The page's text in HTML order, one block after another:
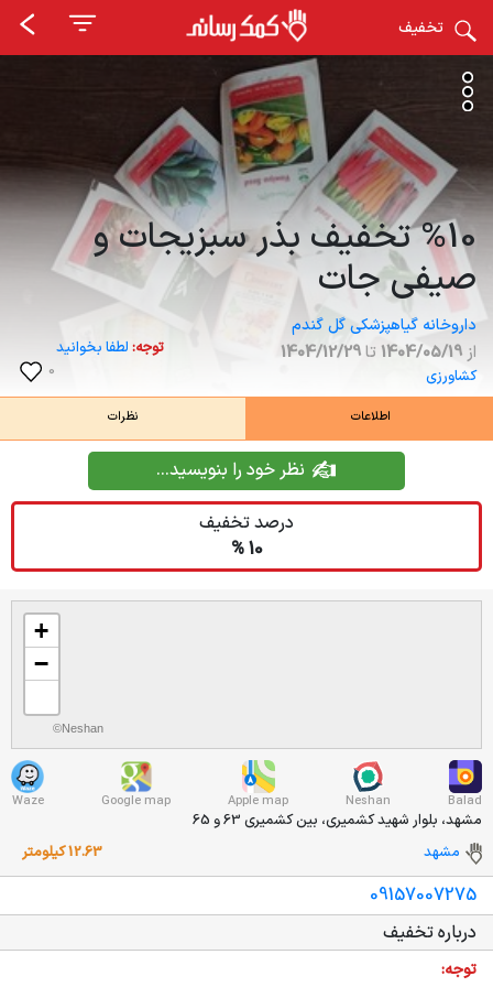
تخفیف
%10 تخفیف بذر سبزیجات و
صیفی جات
داروخانه گیاهپزشکی گل گندم
از 1404/05/19 تا1404/12/29
کشاورزی
توجه:لطفا بخوانید
0
اطلاعات نظرات
نظر خود را بنویسید...
درصد تخفیف
10 %
+
−
©Neshan
Balad
Neshan
Apple map
Google map
Waze
مشهد، بلوار شهید کشمیری، بین کشمیری 63 و 65
مشهد
12.63 کیلومتر
09157007275
درباره تخفیف
توجه: